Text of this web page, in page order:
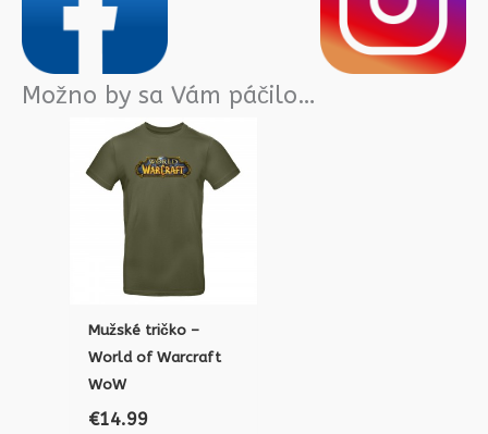
Možno by sa Vám páčilo…
Mužské tričko –
World of Warcraft
WoW
€14.99